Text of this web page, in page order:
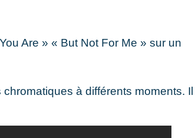
Are » « But Not For Me » sur un
à différents moments. Il